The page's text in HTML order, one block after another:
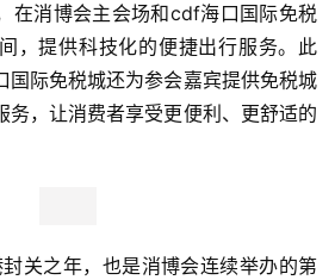
在消博会主会场和cdf海口国际免税
，提供科技化的便捷出行服务。此
国际免税城还为参会嘉宾提供免税城
务，让消费者享受更便利、更舒适的
关之年，也是消博会连续举办的第